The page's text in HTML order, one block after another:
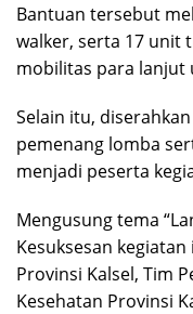
Bantuan tersebut
walker, serta 17 unit
mobilitas para lanjut
Selain itu,
pemenang lomba
menjadi peserta
Mengusung tema
Kesuksesan
Provinsi Kalsel, Tim
Kesehatan Provinsi